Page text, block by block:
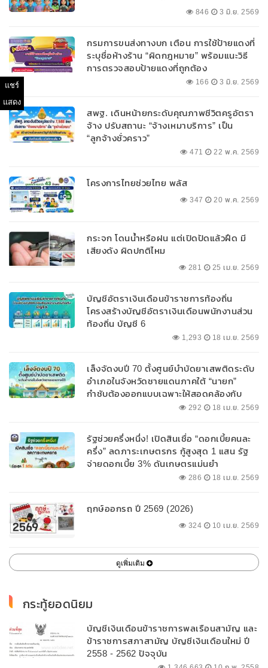
แชร์
แสดง
846 3 มิ.ย. 2569
กรมการขนส่งทางบก เตือน การใช้ป้ายแดงที่
ระบุชื่อห้างร้าน “ผิดกฎหมาย” พร้อมแนะวิธี
การตรวจสอบป้ายแดงที่ถูกต้อง
166 3 มิ.ย. 2569
สพฐ. เดินหน้ายกระดับคุณภาพชีวิตครูอัตรา
จ้าง ปรับสถานะ “จ้างเหมาบริการ” เป็น
“ลูกจ้างชั่วคราว”
471 22 พ.ค. 2569
โครงการไทยช่วยไทย พลัส
347 20 พ.ค. 2569
กระจก โดนน้ำหรือฝน แต่เปิดปัดแล้วฝืด มี
เสียงดัง ผิดปกติไหม
281 25 เม.ย. 2569
บัญชีอัตราเงินเดือนข้าราชการท้องถิ่น
โครงสร้างบัญชีอัตราเงินเดือนพนักงานส่วน
ท้องถิ่น บัญชี 6
1,293 18 เม.ย. 2569
เล็งจัดงบปี 70 ตั้งศูนย์บำบัดยาเสพติดระดับ
อำเภอในจังหวัดชายแดนภาคใต้ “นายก”
กำชับต้องออกแบบเฉพาะให้สอดคล้องกับ
292 18 เม.ย. 2569
รัฐช่วยครึ่งหนึ่ง! เปิดสินเชื่อ “ดอกเบี้ยคนละ
ครึ่ง” ลดภาระเกษตรกร กู้สูงสุด 1 แสน รัฐ
จ่ายดอกเบี้ย 3% ดันเกษตรแม่นยำ
286 18 เม.ย. 2569
ฤกษ์ออกรถ ปี 2569 (2026)
324 10 เม.ย. 2569
ดูเพิ่มเติม
กระทู้ยอดนิยม
บัญชีเงินเดือนข้าราชการพลเรือนสามัญ และ
ข้าราชการสภาสามัญ บัญชีเงินเดือนใหม่ ปี
2558 - 2562 ปัจจุบัน